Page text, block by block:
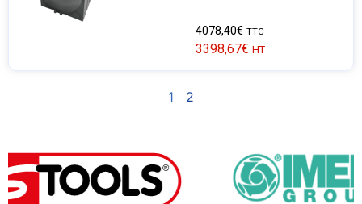
4078,40€ TTC
3398,67€ HT
1 2